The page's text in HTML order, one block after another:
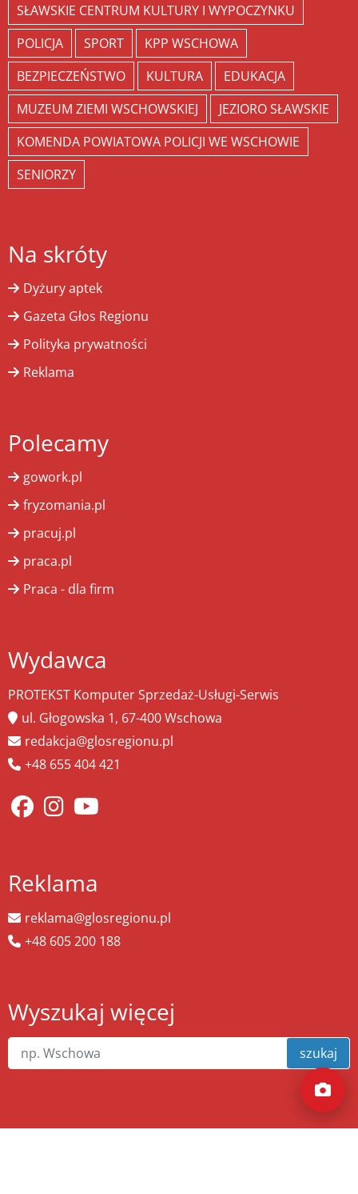
SŁAWSKIE CENTRUM KULTURY I WYPOCZYNKU
POLICJA
SPORT
KPP WSCHOWA
BEZPIECZEŃSTWO
KULTURA
EDUKACJA
MUZEUM ZIEMI WSCHOWSKIEJ
JEZIORO SŁAWSKIE
KOMENDA POWIATOWA POLICJI WE WSCHOWIE
SENIORZY
Na skróty
Dyżury aptek
Gazeta Głos Regionu
Polityka prywatności
Reklama
Polecamy
gowork.pl
fryzomania.pl
pracuj.pl
praca.pl
Praca - dla firm
Wydawca
PROTEKST Komputer Sprzedaż-Usługi-Serwis
ul. Głogowska 1, 67-400 Wschowa
redakcja@glosregionu.pl
+48 655 404 421
Reklama
reklama@glosregionu.pl
+48 605 200 188
Wyszukaj więcej
szukaj